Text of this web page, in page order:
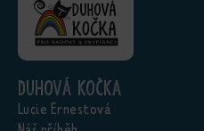
Duhová kočka
Lucie Ernestová